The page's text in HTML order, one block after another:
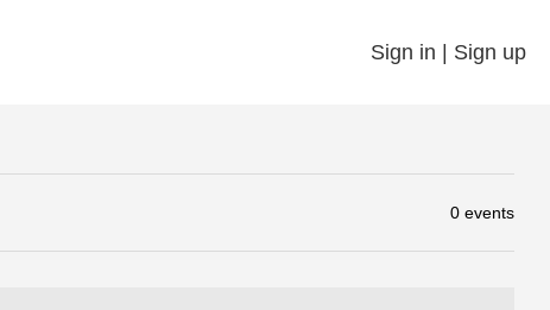
Sign in | Sign up
0 events